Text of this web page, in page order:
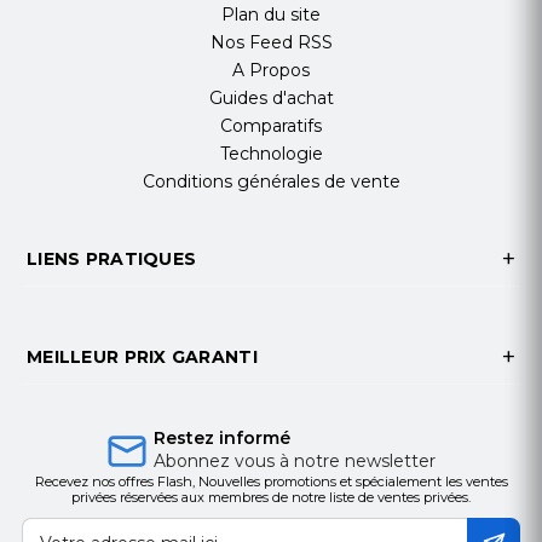
RAM, 32 Go ROM,
compatibilité avec
2204.9 × 101.7 ×
Fiche Technique
Fabricant iiYama
Référence
Plan du site
Nos Feed RSS
A Propos
Guides d'achat
Comparatifs
Technologie
Conditions générales de vente
LIENS PRATIQUES
MEILLEUR PRIX GARANTI
Restez informé
Abonnez vous à notre newsletter
Recevez nos offres Flash, Nouvelles promotions et spécialement les ventes
privées réservées aux membres de notre liste de ventes privées.